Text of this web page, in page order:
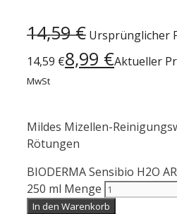
14,59€ Ursprünglicher
14,59 €8,99 €Aktueller
MwSt
Mildes Mizellen-
Rötungen
BIODERMA Sensibio H2O
250 ml Menge
In den Warenkorb